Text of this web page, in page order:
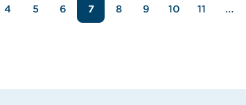
Sida
4 Sida
5 Sida
6 7 Sida
8 Sida
9 Sida
10 Sida
11 …